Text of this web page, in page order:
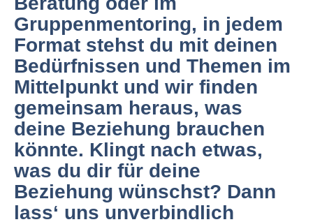
Gruppenmentoring, in jedem
Format stehst du mit deinen
Bedürfnissen und Themen im
Mittelpunkt und wir finden
gemeinsam heraus, was
deine Beziehung brauchen
könnte. Klingt nach etwas,
was du dir für deine
Beziehung wünschst? Dann
lass‘ uns unverbindlich